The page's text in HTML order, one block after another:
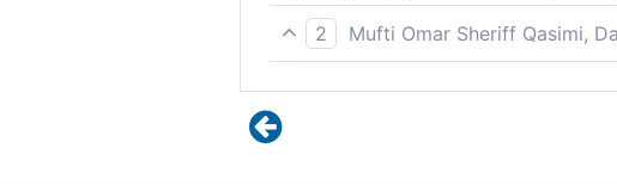
2
Mufti Omar Sheriff Qasimi,